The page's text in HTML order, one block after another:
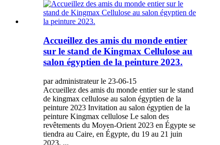
Accueillez des amis du monde entier
sur le stand de Kingmax Cellulose au
salon égyptien de la peinture 2023.
par administrateur le 23-06-15
Accueillez des amis du monde entier sur le stand
de kingmax cellulose au salon égyptien de la
peinture 2023 Invitation au salon égyptien de la
peinture Kingmax cellulose Le salon des
revêtements du Moyen-Orient 2023 en Égypte se
tiendra au Caire, en Égypte, du 19 au 21 juin
2023. ...